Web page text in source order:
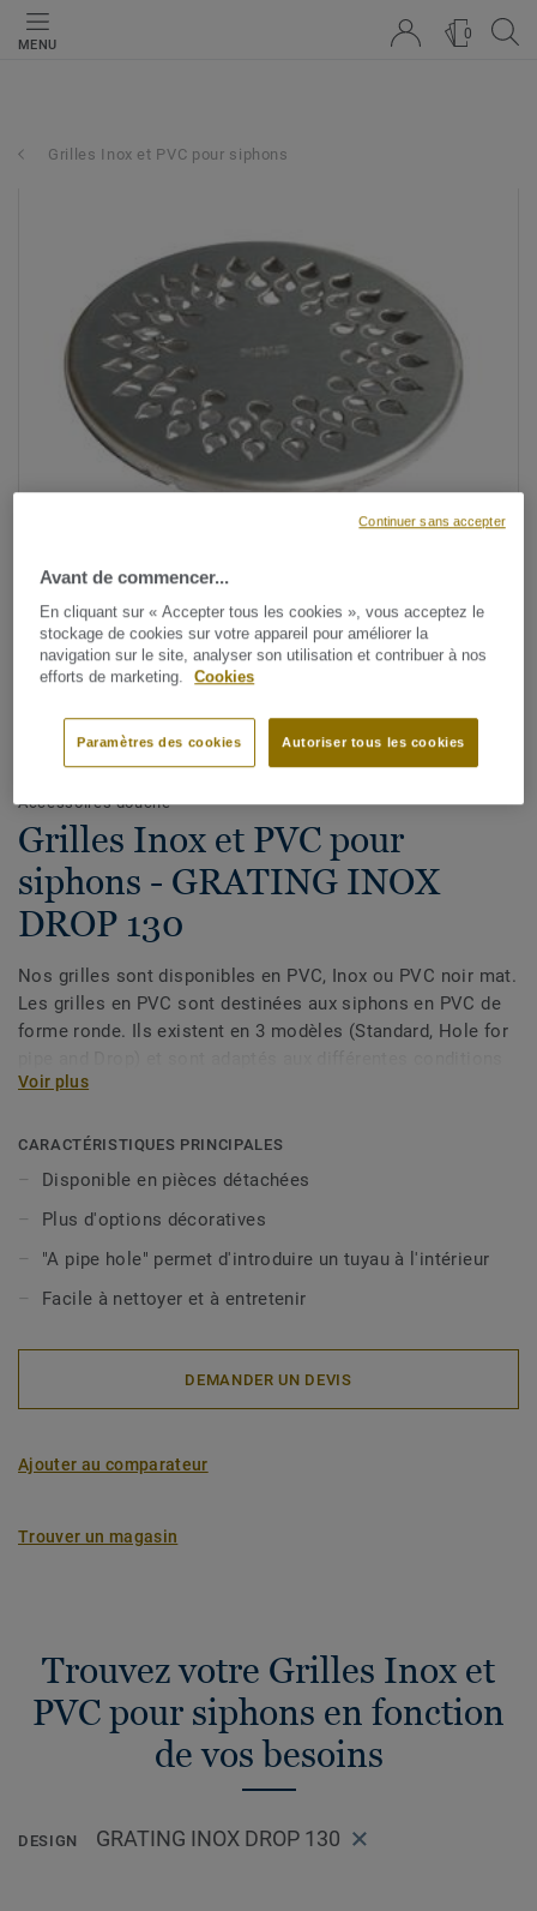
MENU
0
Grilles Inox et PVC pour siphons
Voir tous les décors (15)
Accessoires douche
Grilles Inox et PVC pour
siphons - GRATING INOX
DROP 130
Nos grilles sont disponibles en PVC, Inox ou PVC noir mat.
Les grilles en PVC sont destinées aux siphons en PVC de
forme ronde. Ils existent en 3 modèles (Standard, Hole for
d'utilisation (sortie, hauteur, diamètre et débit). Les grilles
ronde et sont adaptées à différentes conditions
d'utilisation (sortie, hauteur, diamètre et débit). Les grilles
Inox existent en 2 modèles : Drop, Art Deco. Les grilles
Inox ne sont pas incluses avec les siphons et doivent être
commandées séparément.
Nos grilles sont compatibles avec Minimax S-Series et
Voir plus
CARACTÉRISTIQUES PRINCIPALES
Disponible en pièces détachées
Plus d'options décoratives
"A pipe hole" permet d'introduire un tuyau à l'intérieur
Facile à nettoyer et à entretenir
DEMANDER UN DEVIS
Ajouter au comparateur
Trouver un magasin
Trouvez votre Grilles Inox et
PVC pour siphons en fonction
de vos besoins
DESIGN GRATING INOX DROP 130
Avant de commencer...
En cliquant sur « Accepter tous les cookies », vous acceptez le
stockage de cookies sur votre appareil pour améliorer la
navigation sur le site, analyser son utilisation et contribuer à nos
efforts de marketing.
Cookies
Autoriser tous les cookies
Paramètres des cookies
Continuer sans accepter